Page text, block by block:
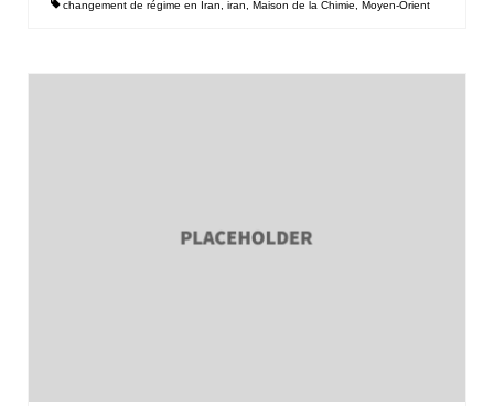
changement de régime en Iran iran Maison de la Chimie Moyen-Orient